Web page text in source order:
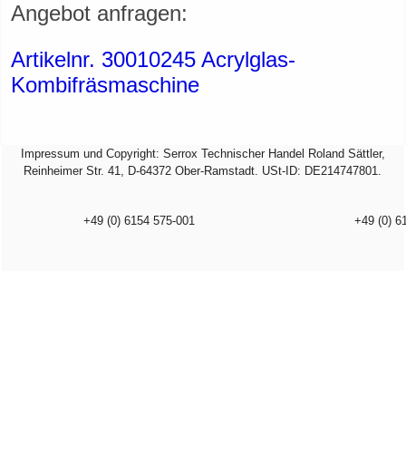
Angebot anfragen:
Artikelnr. 30010245 Acrylglas-
Kombifräsmaschine
Impressum und Copyright: Serrox Technischer Handel Roland Sättler,
Reinheimer Str. 41, D-64372 Ober-Ramstadt. USt-ID: DE214747801.
+49 (0) 6154 575-001 +49 (0)